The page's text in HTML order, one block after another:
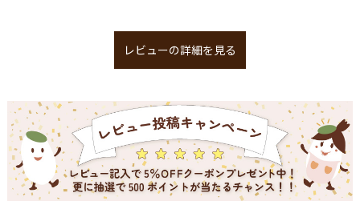
レビューの詳細を見る